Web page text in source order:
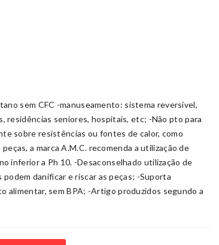
sem CFC -manuseamento: sistema reversivel,
residências seniores, hospitais, etc; -Não pto para
sobre resistências ou fontes de calor, como
a marca A.M.C. recomenda a utilização de
inferior a Ph 10. -Desaconselhado utilização de
danificar e riscar as peças; -Suporta
alimentar, sem BPA; -Artigo produzidos segundo a